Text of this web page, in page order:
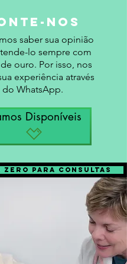
nos
saber sua opinião
lo sempre com
ouro. Por isso, nos
experiência através
do WhatsApp.
Disponíveis
Zero Para consultas